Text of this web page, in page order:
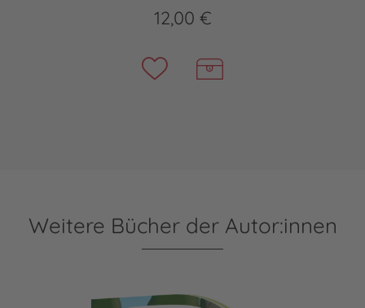
12,00 €
Weitere Bücher der Autor:innen